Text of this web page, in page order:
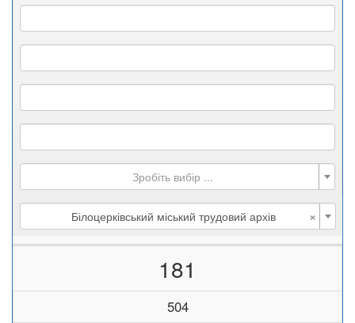
Зробіть вибір ...
×
Білоцерківський міський трудовий архів
181
504